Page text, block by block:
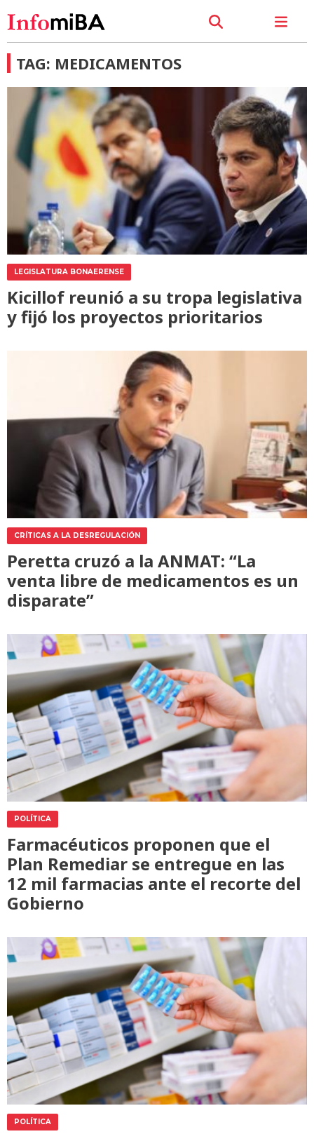
TAG: MEDICAMENTOS
LEGISLATURA BONAERENSE
Kicillof reunió a su tropa legislativa
y fijó los proyectos prioritarios
CRÍTICAS A LA DESREGULACIÓN
Peretta cruzó a la ANMAT: “La
venta libre de medicamentos es un
disparate”
POLÍTICA
Farmacéuticos proponen que el
Plan Remediar se entregue en las
12 mil farmacias ante el recorte del
Gobierno
POLÍTICA